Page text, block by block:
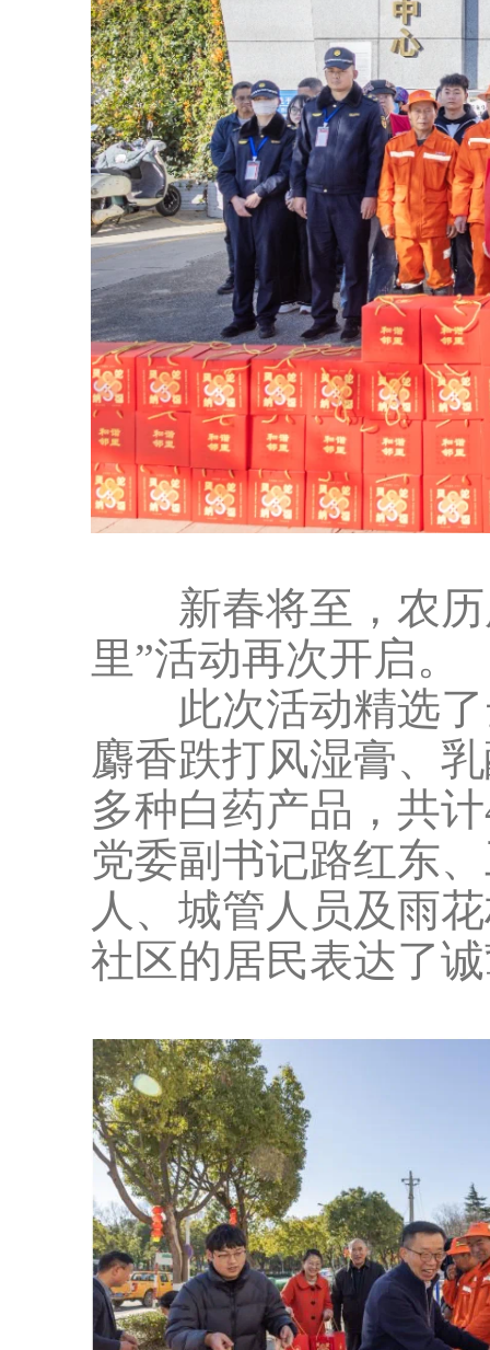
新春将至，农历
里”活动再次开启。
此次活动精选了
麝香跌打风湿膏、
多种白药产品，共
党委副书记路红东
人、城管人员及雨
社区的居民表达了